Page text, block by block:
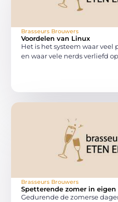
Brasseurs Brouwers
Voordelen van Linux
Het is het systeem waar
en waar vele nerds verliefd
Brasseurs Brouwers
Spetterende zomer in eigen
Gedurende de zomerse